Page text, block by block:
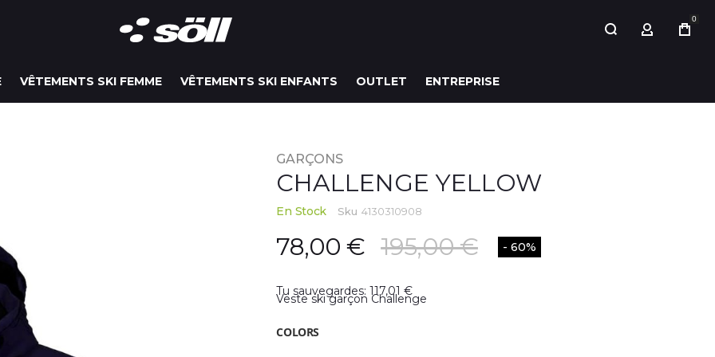
MON
0
VÊTEMENTS SKI FEMME VÊTEMENTS SKI ENFANTS OUTLET ENTREPRISE
GARÇONS
CHALLENGE YELLOW
En Stock Sku 4130310908
78,00 €
Tu sauvegardes: 117,01 €
195,00 € - 60%
Veste ski garçon Challenge
COLORS